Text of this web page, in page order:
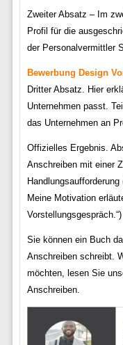
Zweiter Absatz – Im
Profil für die
der Personalvermittler
Bewerbung Design
Dritter Absatz. Hier
Unternehmen passt.
das Unternehmen an
Offizielles Ergebnis.
Anschreiben mit einer
Meine Motivation
Vorstellungsgespräch.“)
Sie können ein Buch
Anschreiben schreibt.
möchten, lesen Sie
Anschreiben.